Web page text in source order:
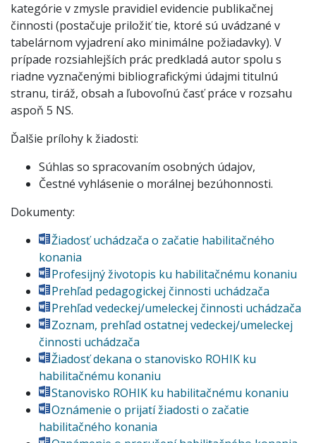
kategórie v zmysle pravidiel evidencie publikačnej
činnosti (postačuje priložiť tie, ktoré sú uvádzané v
tabelárnom vyjadrení ako minimálne požiadavky). V
prípade rozsiahlejších prác predkladá autor spolu s
riadne vyznačenými bibliografickými údajmi titulnú
stranu, tiráž, obsah a ľubovoľnú časť práce v rozsahu
aspoň 5 NS.
Ďalšie prílohy k žiadosti:
Súhlas so spracovaním osobných údajov,
Čestné vyhlásenie o morálnej bezúhonnosti.
Dokumenty:
Žiadosť uchádzača o začatie habilitačného
konania
Profesijný životopis ku habilitačnému konaniu
Prehľad pedagogickej činnosti uchádzača
Prehľad vedeckej/umeleckej činnosti uchádzača
Zoznam, prehľad ostatnej vedeckej/umeleckej
činnosti uchádzača
Žiadosť dekana o stanovisko ROHIK ku
habilitačnému konaniu
Stanovisko ROHIK ku habilitačnému konaniu
Oznámenie o prijatí žiadosti o začatie
habilitačného konania